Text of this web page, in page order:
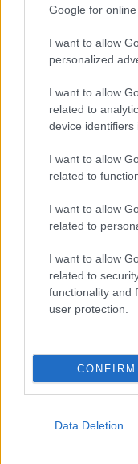
Google for
I want to allow
personalized
I want to allow
related to
device identifiers
I want to allow
related to
I want to allow
related to
I want to allow
related to
functionality and
user protection.
CONFIRM
Data Deletion
κολλαγόνου;
και την ανάληψη